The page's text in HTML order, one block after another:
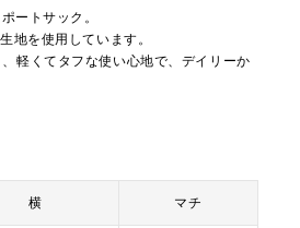
ートサック。
地を使用しています。
軽くてタフな使い心地で、デイリーか
横 マチ